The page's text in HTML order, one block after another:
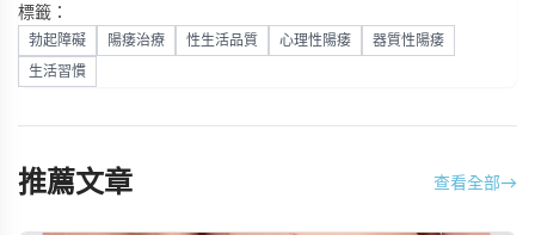
標籤：
勃起障礙 陽痿治療 性生活品質 心理性陽痿 器質性陽痿
生活習慣
推薦文章 查看全部→